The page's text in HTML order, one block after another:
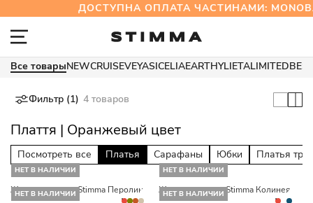
ДОСТУПНА ОПЛАТА ЧАСТИНАМИ:
Все товарыNEWCRUISEVEYASICELIAEARTHYLIETALIMITED
Фильтр (1) 4 товаров
Плаття | Оранжевый цвет
Посмотреть все Платья Сарафаны Юбки Платья
НЕТ В НАЛИЧИИ
Женское платье Stimma Перолин
НЕТ В НАЛИЧИИ
Женское платье Stimma Колинея
НЕТ В НАЛИЧИИ НЕТ В НАЛИЧИИ